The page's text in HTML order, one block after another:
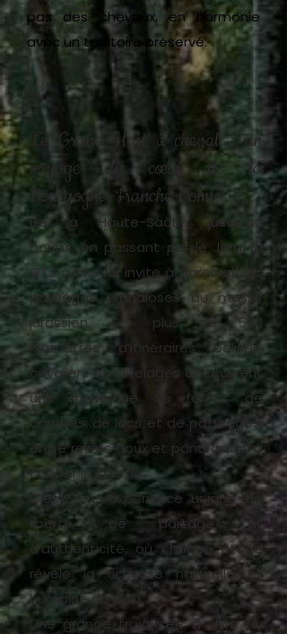
pas des chevaux, en harmonie
avec un territoire préservé.
Le Grand Huit à cheval : un
voyage au cœur de la
Bourgogne–Franche-Comté
De la Haute-Saône jusqu’au
Doubs, en passant par le Jura, la
GTJ à cheval invite à parcourir les
paysages grandioses du massif
jurassien. Sur plus de 500
kilomètres d’itinéraires balisés,
cavaliers et attelages découvrent
une mosaïque de forêts, de
combes, de lacs et de pâturages,
entre reliefs doux et panoramas à
couper le souffle.
C’est une expérience unique de
liberté, de partage et
d’authenticité, où chaque étape
révèle la richesse naturelle et
humaine du Jura.
Une grande traversée à vivre au